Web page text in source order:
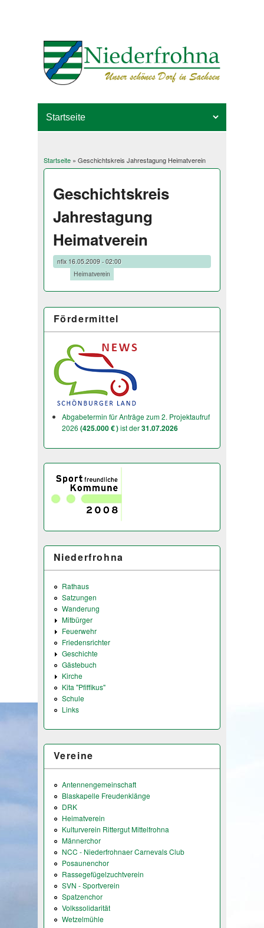
Sie sind hier
Startseite» Geschichtskreis Jahrestagung Heimatverein
Geschichtskreis
Jahrestagung
Heimatverein
nfix16.05.2009 - 02:00
Heimatverein
Fördermittel
Abgabetermin für Anträge zum 2. Projektaufruf
2026 (425.000 € )ist der31.07.2026
Niederfrohna
Rathaus
Satzungen
Wanderung
Mitbürger
Feuerwehr
Friedensrichter
Geschichte
Gästebuch
Kirche
Kita "Pfiffikus"
Schule
Links
Vereine
Antennengemeinschaft
Blaskapelle Freudenklänge
DRK
Heimatverein
Kulturverein Rittergut Mittelfrohna
Männerchor
NCC - Niederfrohnaer Carnevals Club
Posaunenchor
Rassegefügelzuchtverein
SVN - Sportverein
Spatzenchor
Volkssolidarität
Wetzelmühle